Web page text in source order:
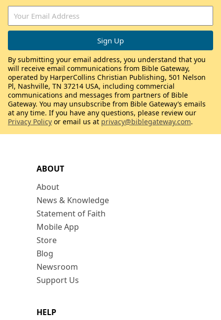
ABOUT
About
News & Knowledge
Statement of Faith
Mobile App
Store
Blog
Newsroom
Support Us
HELP
By submitting your email address, you understand that you
will receive email communications from Bible Gateway,
operated by HarperCollins Christian Publishing, 501 Nelson
Pl, Nashville, TN 37214 USA, including commercial
communications and messages from partners of Bible
Gateway. You may unsubscribe from Bible Gateway’s emails
at any time. If you have any questions, please review our
Privacy Policy or email us at privacy@biblegateway.com.